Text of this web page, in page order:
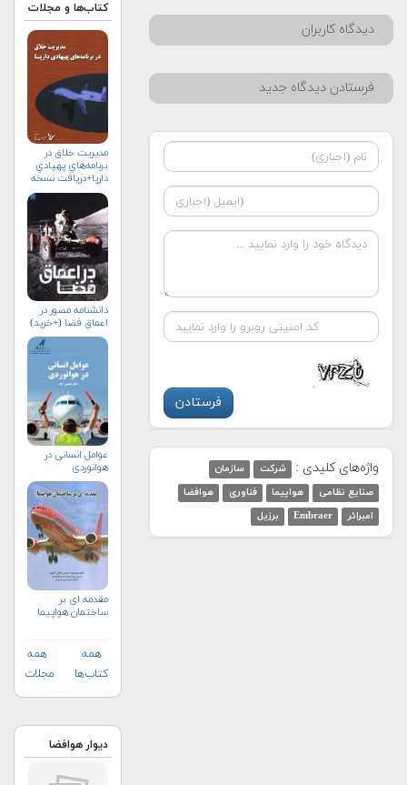
دیدگاه کاربران
فرستادن دیدگاه جدید
واژه‌های کلیدی : شرکت
سازمان
صنایع نظامی
هواپیما فناوری
هوافضا
امبرائر
Embraer برزیل
کتاب‌ها و مجلات
مديريت خلاق در
برنامه‌هاي پهپادي
دارپا+دریافت نسخه‌
الکترونیکی
دانشنامه مصور در
اعماق فضا (+خرید)
عوامل انسانی در
هوانوردی
مقدمه ای بر
ساختمان هواپیما
همه
کتاب‌ها
همه
مجلات
دیوار هوافضا